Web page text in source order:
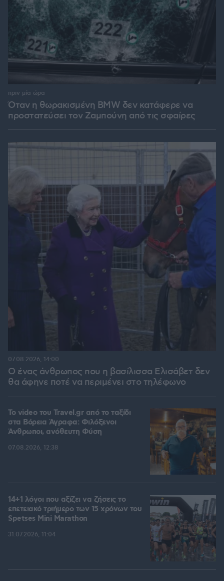
Όταν η θωρακισμένη BMW δεν κατάφερε να
προστατεύσει τον Ζαμπούνη από τις σφαίρες
πριν μία ώρα
Ο ένας άνθρωπος που η βασίλισσα Ελισάβετ δεν
θα άφηνε ποτέ να περιμένει στο τηλέφωνο
07.08.2026, 14:00
To video του Travel.gr από το ταξίδι
στα Βόρεια Άγραφα: Φιλόξενοι
Άνθρωποι, ανόθευτη Φύση
07.08.2026, 12:38
14+1 λόγοι που αξίζει να ζήσεις το
επετειακό τριήμερο των 15 χρόνων του
Spetses Mini Marathon
31.07.2026, 11:04